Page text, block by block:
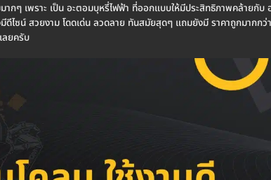
ากๆ เพราะ เป็น อะตอมบุหรี่ไฟฟ้า ที่ออกแบบให้มีประสิทธิภาพคล้ายกั
ไซน์ สวยงาม โดดเด่น ลวดลาย ทันสมัยสุดๆ แถมยังมี ราคาถูกมากกว่
ลยครับ